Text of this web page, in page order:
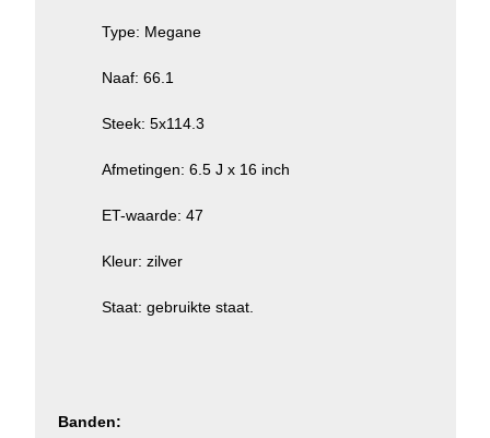
Type: Megane
Naaf: 66.1
Steek: 5x114.3
Afmetingen: 6.5 J x 16 inch
ET-waarde: 47
Kleur: zilver
Staat: gebruikte staat.
Banden: